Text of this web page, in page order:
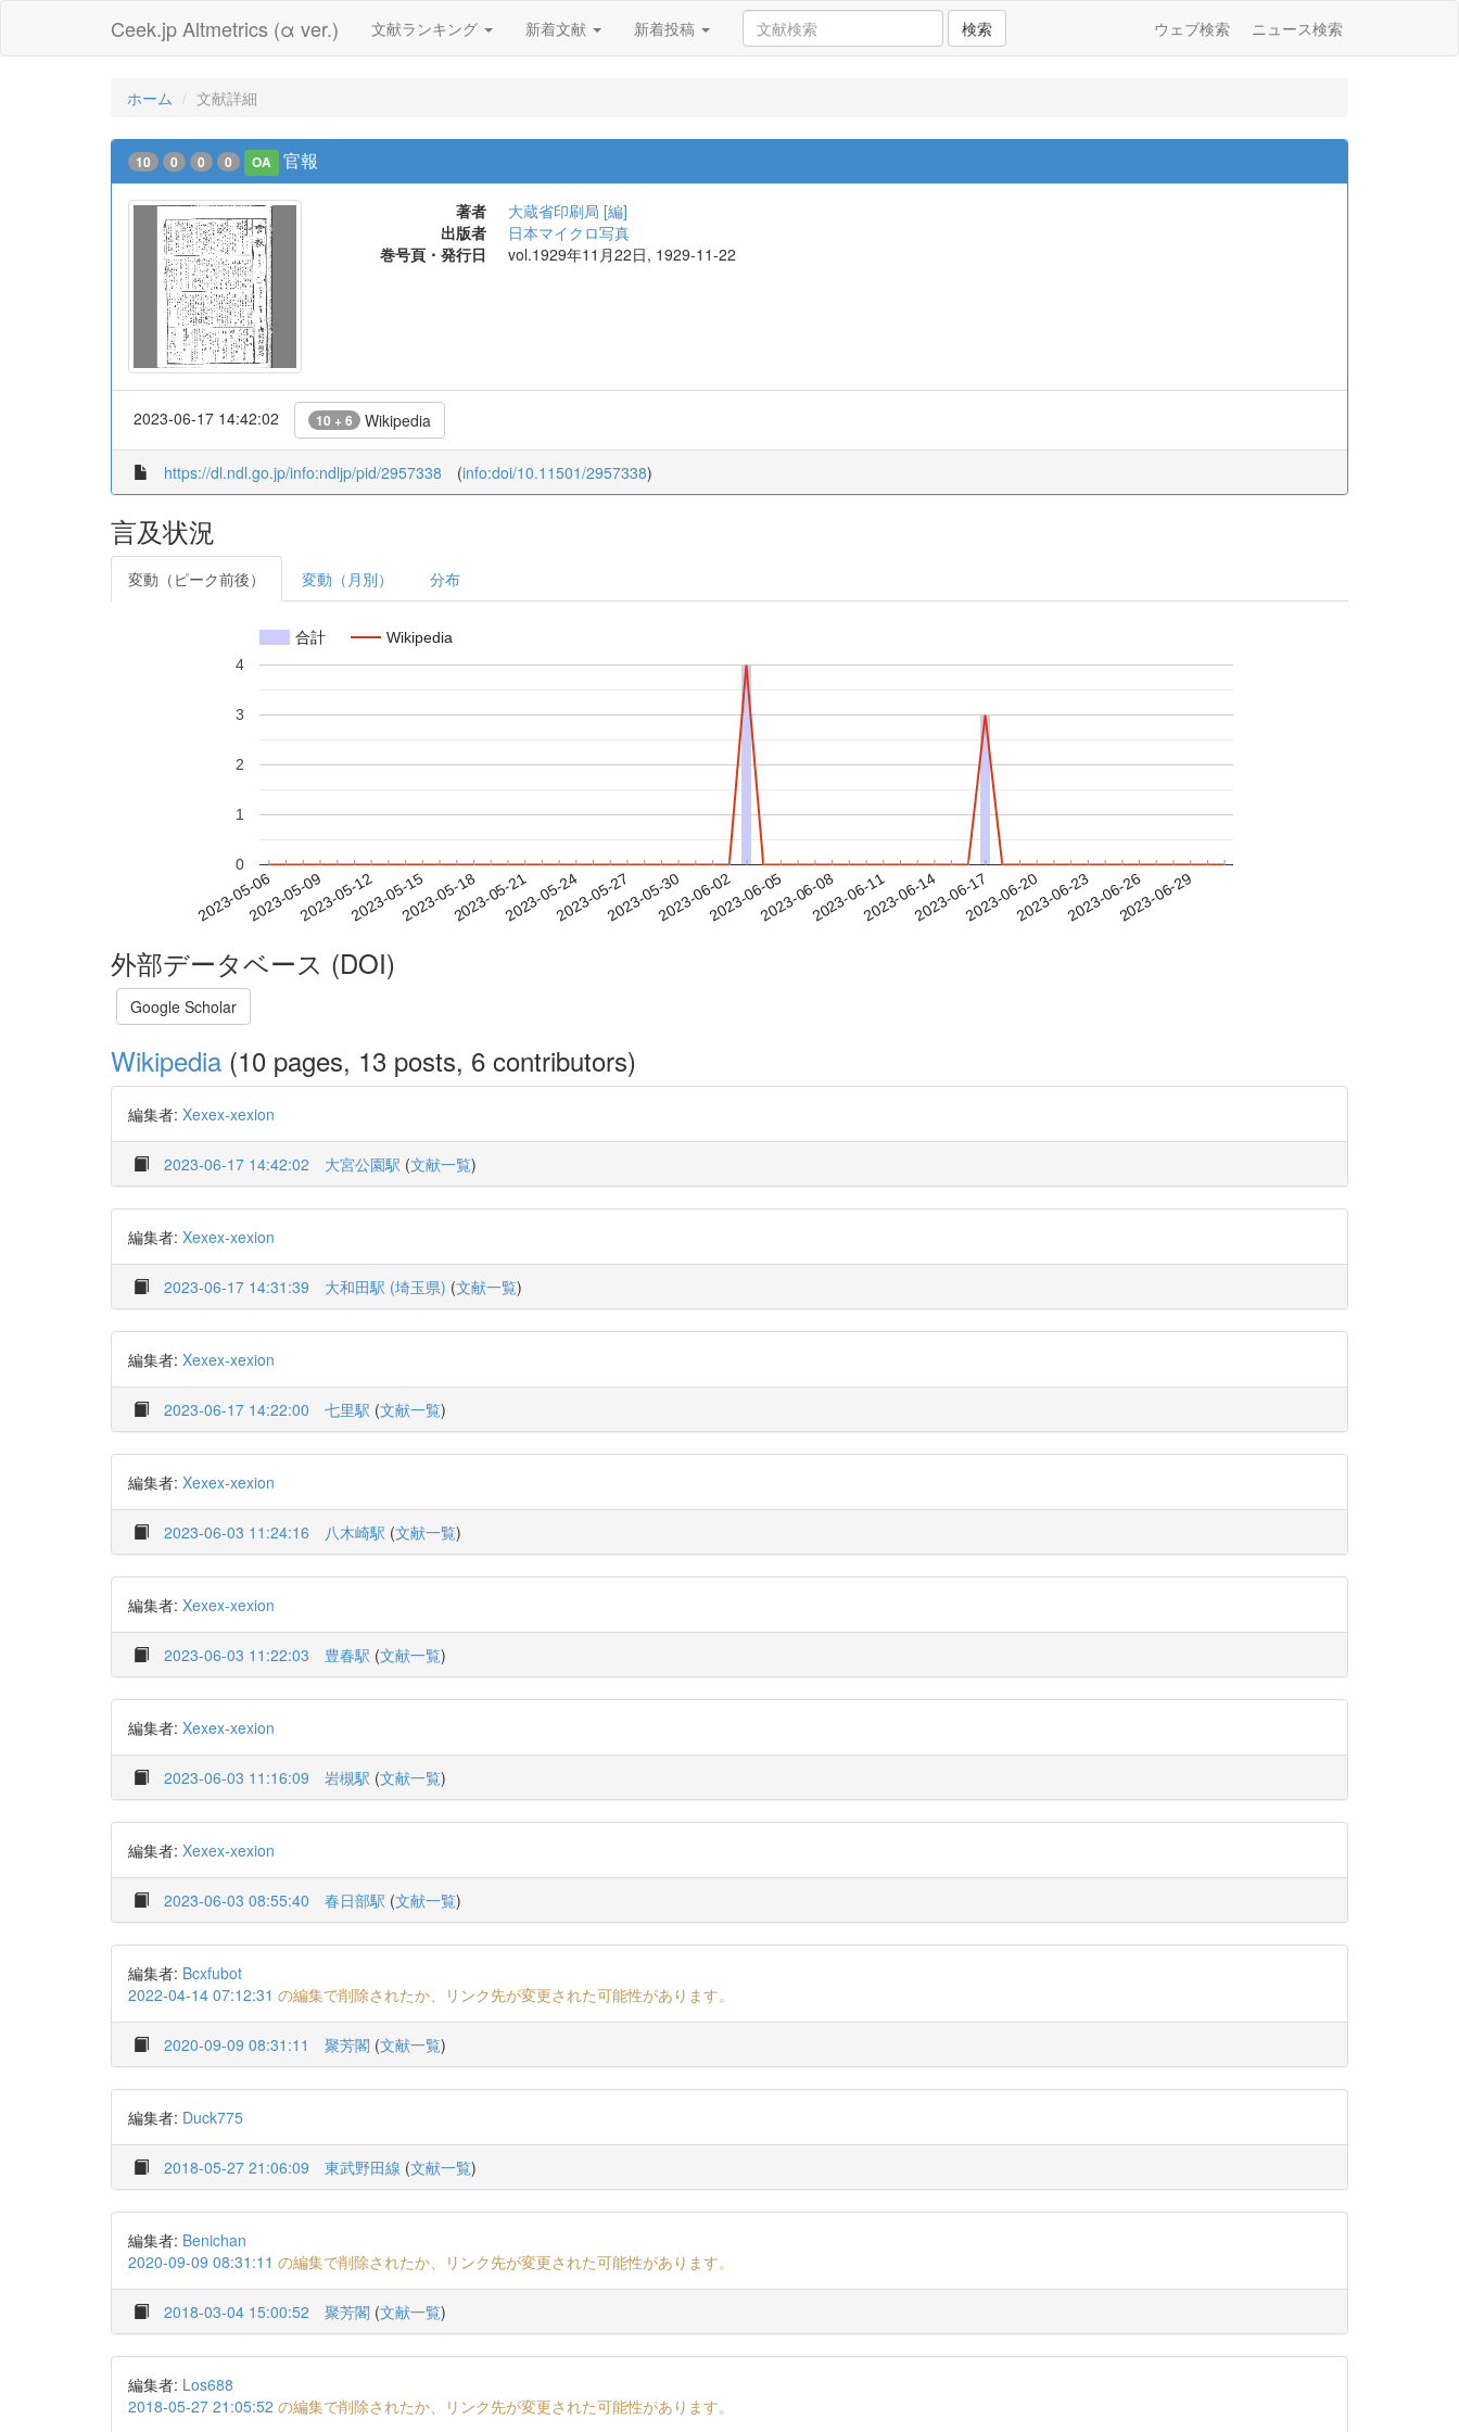
Ceek.jp Altmetrics (α ver.) 文献ランキング 新着文献 新着投稿 検索 ウェブ検索 ニュース検索
ホーム 文献詳細
10 0 0 0 OA 官報
著者
大蔵省印刷局 [編]
出版者
日本マイクロ写真
巻号頁・発行日
vol.1929年11月22日, 1929-11-22
2023-06-17 14:42:02 10 + 6 Wikipedia
https://dl.ndl.go.jp/info:ndljp/pid/2957338 (info:doi/10.11501/2957338)
言及状況
変動（ピーク前後） 変動（月別） 分布
合計 Wikipedia
2023-05-062023-05-092023-05-122023-05-152023-05-182023-05-212023-05-242023-05-272023-05-302023-06-022023-06-052023-06-082023-06-112023-06-142023-06-172023-06-202023-06-232023-06-262023-06-29
0
1
2
3
4
外部データベース (DOI)
Google Scholar
Wikipedia (10 pages, 13 posts, 6 contributors)
編集者: Xexex-xexion
2023-06-17 14:42:02 大宮公園駅 (文献一覧)
編集者: Xexex-xexion
2023-06-17 14:31:39 大和田駅 (埼玉県) (文献一覧)
編集者: Xexex-xexion
2023-06-17 14:22:00 七里駅 (文献一覧)
編集者: Xexex-xexion
2023-06-03 11:24:16 八木崎駅 (文献一覧)
編集者: Xexex-xexion
2023-06-03 11:22:03 豊春駅 (文献一覧)
編集者: Xexex-xexion
2023-06-03 11:16:09 岩槻駅 (文献一覧)
編集者: Xexex-xexion
2023-06-03 08:55:40 春日部駅 (文献一覧)
編集者: Bcxfubot
2022-04-14 07:12:31 の編集で削除されたか、リンク先が変更された可能性があります。
2020-09-09 08:31:11 聚芳閣 (文献一覧)
編集者: Duck775
2018-05-27 21:06:09 東武野田線 (文献一覧)
編集者: Benichan
2020-09-09 08:31:11 の編集で削除されたか、リンク先が変更された可能性があります。
2018-03-04 15:00:52 聚芳閣 (文献一覧)
編集者: Los688
2018-05-27 21:05:52 の編集で削除されたか、リンク先が変更された可能性があります。